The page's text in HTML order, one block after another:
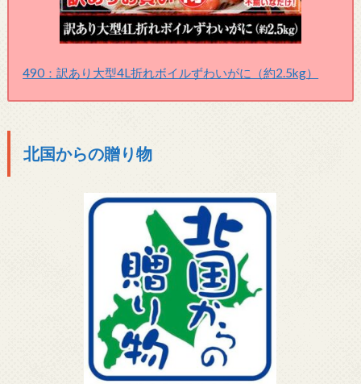
490：訳あり大型4L折れボイルずわいがに（約2.5kg）
北国からの贈り物